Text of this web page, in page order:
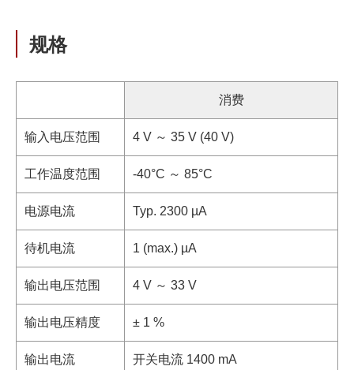
规格
消费
输入电压范围 4 V ～ 35 V (40 V)
工作温度范围 -40°C ～ 85°C
电源电流 Typ. 2300 µA
待机电流 1 (max.) µA
输出电压范围 4 V ～ 33 V
输出电压精度 ± 1 %
输出电流 开关电流 1400 mA